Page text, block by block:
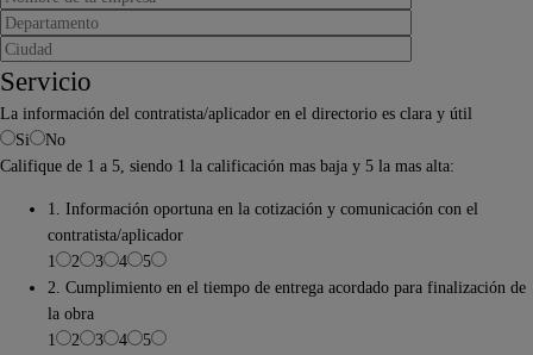
Servicio
La información del contratista/aplicador en el directorio es clara y útil
Si
No
Califique de 1 a 5, siendo 1 la calificación mas baja y 5 la mas alta:
1. Información oportuna en la cotización y comunicación con el
contratista/aplicador
1
2 3 4
5
2. Cumplimiento en el tiempo de entrega acordado para finalización de
la obra
1
2 3 4
5